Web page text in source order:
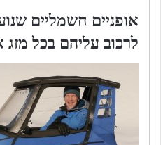
אופניים חשמליים
לרכוב עליהם בכל מזג